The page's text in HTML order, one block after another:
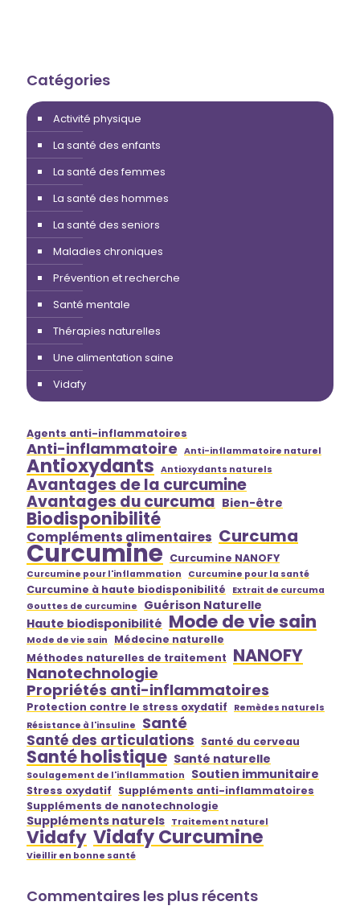
Catégories
Activité physique
La santé des enfants
La santé des femmes
La santé des hommes
La santé des seniors
Maladies chroniques
Prévention et recherche
Santé mentale
Thérapies naturelles
Une alimentation saine
Vidafy
Agents anti-inflammatoires
Anti-inflammatoire Anti-inflammatoire naturel
Antioxydants Antioxydants naturels
Avantages de la curcumine
Avantages du curcuma Bien-être
Biodisponibilité
Compléments alimentaires Curcuma
Curcumine Curcumine NANOFY
Curcumine pour l'inflammation Curcumine pour la santé
Curcumine à haute biodisponibilité
Extrait de curcuma
Gouttes de curcumine
Guérison Naturelle
Haute biodisponibilité Mode de vie sain
Mode de vie sain
Médecine naturelle
Méthodes naturelles de traitement NANOFY
Nanotechnologie
Propriétés anti-inflammatoires
Protection contre le stress oxydatif
Remèdes naturels
Résistance à l'insuline
Santé
Santé des articulations Santé du cerveau
Santé holistique Santé naturelle
Soulagement de l'inflammation Soutien immunitaire
Stress oxydatif Suppléments anti-inflammatoires
Suppléments de nanotechnologie
Suppléments naturels Traitement naturel
Vidafy Vidafy Curcumine
Vieillir en bonne santé
Commentaires les plus récents